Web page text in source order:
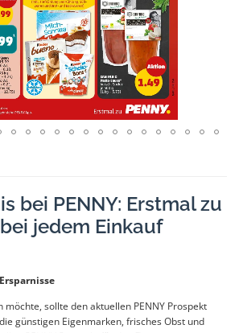
bei PENNY: Erstmal zu
jedem Einkauf
möchte, sollte den aktuellen PENNY Prospekt
günstigen Eigenmarken, frisches Obst und